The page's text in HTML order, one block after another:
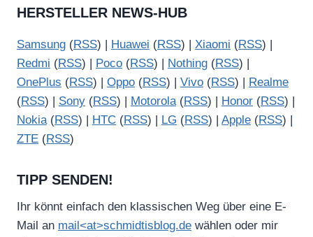
HERSTELLER NEWS-HUB
Samsung (RSS) | Huawei (RSS) | Xiaomi (RSS) |
Redmi (RSS) | Poco (RSS) | Nothing (RSS) |
OnePlus (RSS) | Oppo (RSS) | Vivo (RSS) |
Realme
(RSS) | Sony (RSS) | Motorola(RSS) | Honor (RSS) |
Nokia(RSS) | HTC (RSS) | LG (RSS) | Apple (RSS) |
ZTE (RSS)
TIPP SENDEN!
Ihr könnt einfach den klassischen Weg über eine E-
Mail an mail<at>schmidtisblog.de wählen oder mir